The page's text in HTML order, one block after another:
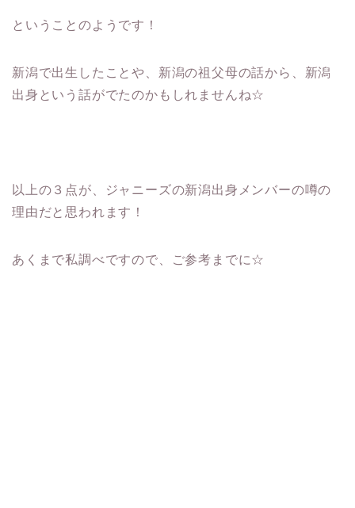
ということのようです！
新潟で出生したことや、新潟の祖父母の話から、新潟
出身という話がでたのかもしれませんね☆
以上の３点が、ジャニーズの新潟出身メンバーの噂の
理由だと思われます！
あくまで私調べですので、ご参考までに☆